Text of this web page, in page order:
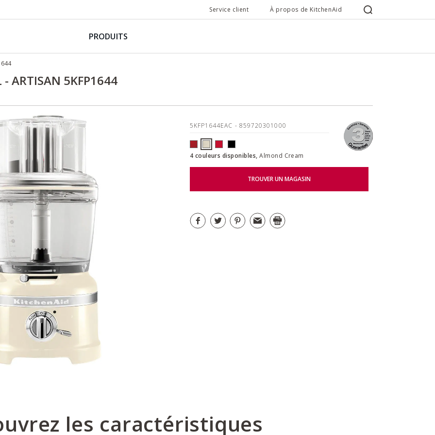
Service client À propos de KitchenAid
PRODUITS
ARTISAN 5KFP1644
5KFP1644EAC - 859720301000
4 couleurs disponibles,Almond Cream
TROUVER UN MAGASIN
les caractéristiques